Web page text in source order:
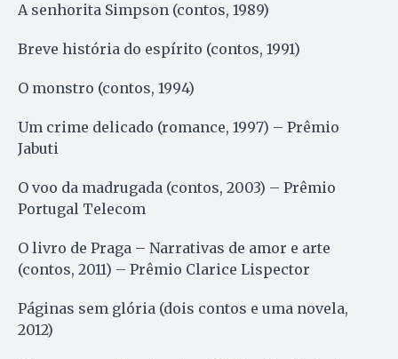
A senhorita Simpson (contos, 1989)
Breve história do espírito (contos, 1991)
O monstro (contos, 1994)
Um crime delicado (romance, 1997) – Prêmio
Jabuti
O voo da madrugada (contos, 2003) – Prêmio
Portugal Telecom
O livro de Praga – Narrativas de amor e arte
(contos, 2011) – Prêmio Clarice Lispector
Páginas sem glória (dois contos e uma novela,
2012)